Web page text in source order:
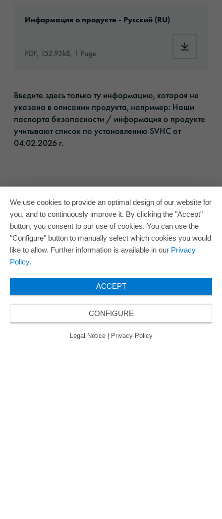
Информация о продукте - Русский (RU)
PDF, 152.93kB, 1 Page
Введите здесь только ту информацию, которая не
указана в описании продукта, например: Наши
паспорта безопасности / информация о продукте
учитывают список по установлению SVHC от
04.02.2026 г.​
We use cookies to provide an optimal design of our website for
you, and to continuously improve it. By clicking the "Accept"
button, you consent to our use of cookies. You can use the
"Configure" button to manually select which cookies you would
like to allow. Further information is available in our Privacy
Policy.
ACCEPT
CONFIGURE
Legal Notice Privacy Policy